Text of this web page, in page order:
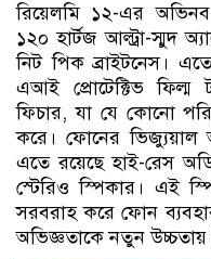
রিয়েলমি ১২-এর
১২০ হার্টজ আল্ট্রা-স্মুদ
নিট পিক ব্রাইটনেস।
এআই প্রোটেক্টিভ ফিল্ম
ফিচার, যা যে কোনো
করে। ফোনের ভিজ্যুয়াল
এতে রয়েছে হাই-রেস
স্টেরিও স্পিকার। এই
সরবরাহ করে ফোন
অভিজ্ঞতাকে নতুন উচ্চতায়